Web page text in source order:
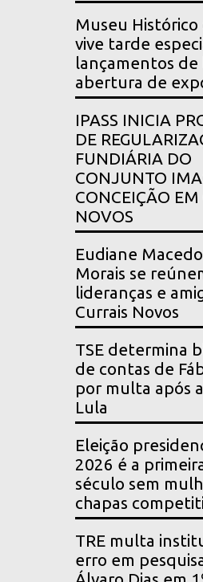
Museu Histórico
vive tarde
lançamentos de
abertura de
IPASS INICIA
DE
FUNDIÁRIA DO
CONJUNTO
CONCEIÇÃO EM
NOVOS
Eudiane
Morais se
lideranças e
Currais Novos
TSE determina
de contas de
por multa após
Lula
Eleição
2026 é a
século sem
chapas
TRE multa
erro em